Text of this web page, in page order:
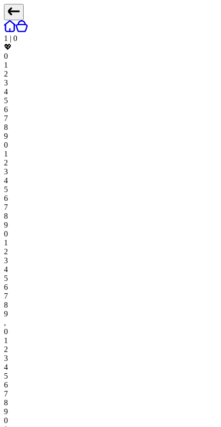
1 | 0
💖
0
1
2
3
4
5
6
7
8
9
0
1
2
3
4
5
6
7
8
9
0
1
2
3
4
5
6
7
8
9
,
0
1
2
3
4
5
6
7
8
9
0